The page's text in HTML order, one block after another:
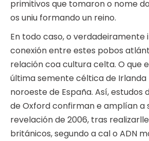
primitivos que tomaron o nome
os uniu formando un reino.
En todo caso, o
conexión entre estes pobos
relación coa cultura celta. O que
última semente céltica de Irlanda
noroeste de España. Así, estudos
de Oxford confirman e amplían
revelación de 2006, tras
británicos, segundo a cal o ADN